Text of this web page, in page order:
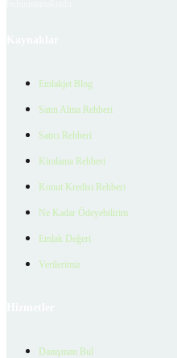
Emlakjet Blog
Satın Alma Rehberi
Satıcı Rehberi
Kiralama Rehberi
Konut Kredisi Rehberi
Ne Kadar Ödeyebilirim
Emlak Değeri
Verilerimiz
Danışman Bul